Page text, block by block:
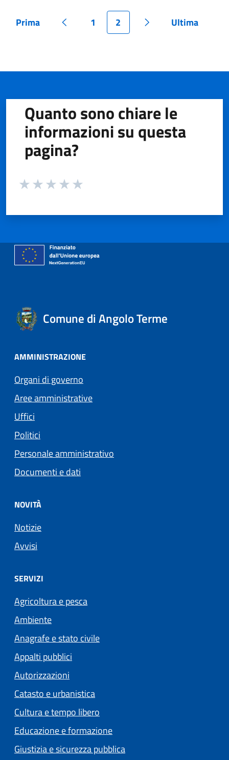
Pagina
Prima Pagina precedente
Pagina
1 Pagina
2 Pagina successiva
Pagina
Ultima
Quanto sono chiare le
informazioni su questa
pagina?
Valuta da 1 a 5 stelle la pagina
Comune di Angolo Terme
AMMINISTRAZIONE
Organi di governo
Aree amministrative
Uffici
Politici
Personale amministrativo
Documenti e dati
NOVITÀ
Notizie
Avvisi
SERVIZI
Agricoltura e pesca
Ambiente
Anagrafe e stato civile
Appalti pubblici
Autorizzazioni
Catasto e urbanistica
Cultura e tempo libero
Educazione e formazione
Giustizia e sicurezza pubblica